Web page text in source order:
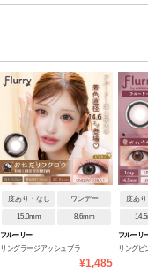
度あり・なし ワンデー
15.0mm 8.6mm
フルーリー
リングラージアッシュブラ
¥1,485
度あ
フルーリ
リングピ